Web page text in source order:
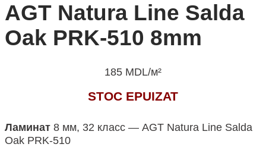
AGT Natura Line Salda
Oak PRK-510 8mm
185 MDL/м²
STOC EPUIZAT
Ламинат 8 мм, 32 класс — AGT Natura Line Salda
Oak PRK-510